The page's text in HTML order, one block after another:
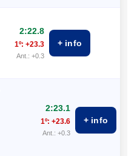
2:22.8
1º: +23.3
Ant.: +0.3
+ info
2:23.1
1º: +23.6
Ant.: +0.3
+ info